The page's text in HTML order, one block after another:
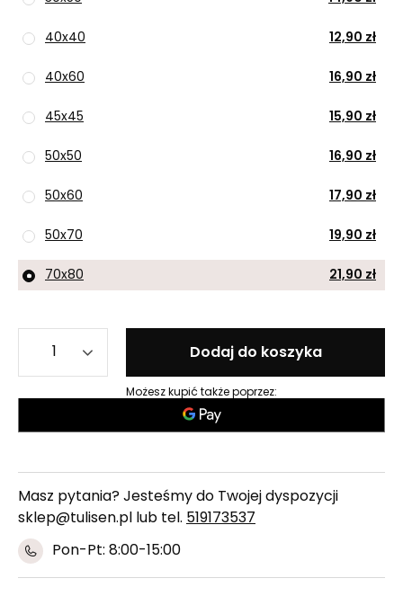
40x40 12,90 zł
40x60 16,90 zł
45x45 15,90 zł
50x50 16,90 zł
50x60 17,90 zł
50x70 19,90 zł
70x80 21,90 zł
Dodaj do koszyka
Możesz kupić także poprzez:
Masz pytania? Jesteśmy do Twojej dyspozycji
sklep@tulisen.pl lub tel. 519173537
Pon-Pt: 8:00-15:00